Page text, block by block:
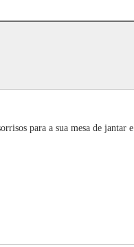
para a sua mesa de jantar